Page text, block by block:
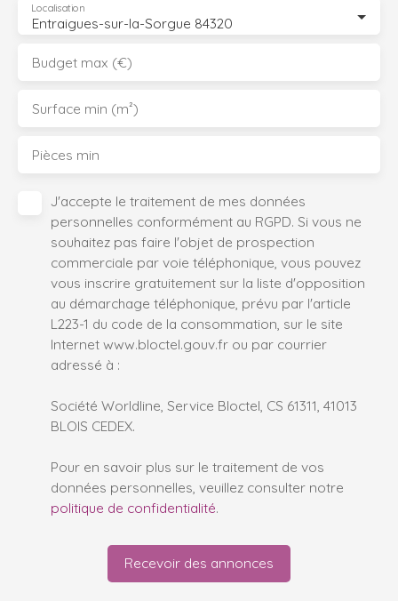
Entraigues-sur-la-Sorgue 84320
Localisation
Budget max (€)
Surface min (m²)
Pièces min
J'accepte le traitement de mes données
personnelles conformément au RGPD. Si vous ne
souhaitez pas faire l'objet de prospection
commerciale par voie téléphonique, vous pouvez
vous inscrire gratuitement sur la liste d'opposition
au démarchage téléphonique, prévu par l'article
L223-1 du code de la consommation, sur le site
Internet www.bloctel.gouv.fr ou par courrier
adressé à :
Société Worldline, Service Bloctel, CS 61311, 41013
BLOIS CEDEX.
Pour en savoir plus sur le traitement de vos
données personnelles, veuillez consulter notre
politique de confidentialité.
Recevoir des annonces